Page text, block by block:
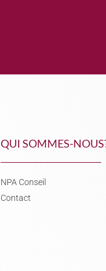
QUI SOMMES-
NPA Conseil
Contact